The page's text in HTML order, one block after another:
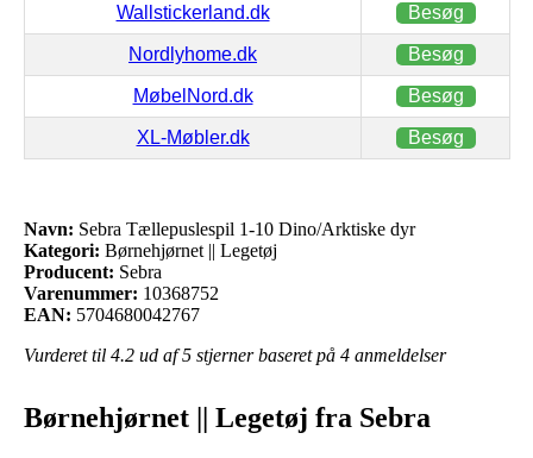
Wallstickerland.dk Besøg
Nordlyhome.dk Besøg
MøbelNord.dk Besøg
XL-Møbler.dk Besøg
Navn: Sebra Tællepuslespil 1-10 Dino/Arktiske dyr
Kategori: Børnehjørnet || Legetøj
Producent: Sebra
Varenummer: 10368752
EAN: 5704680042767
Vurderet til 4.2 ud af 5 stjerner baseret på 4 anmeldelser
Børnehjørnet || Legetøj fra Sebra